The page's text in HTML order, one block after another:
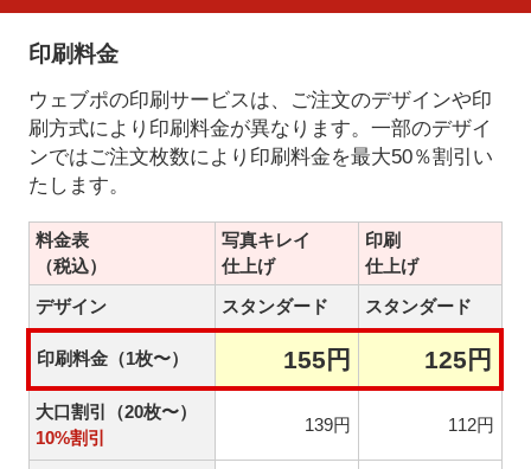
印刷料金
ウェブポの印刷サービスは、ご注文のデザインや印
刷方式により印刷料金が異なります。一部のデザイ
ンではご注文枚数により印刷料金を最大50％割引い
たします。
料金表
（税込）
写真キレイ
仕上げ
印刷
仕上げ
デザイン
スタンダード スタンダード
印刷料金（1枚〜） 155円 125円
大口割引（20枚〜）
10%割引
139円 112円